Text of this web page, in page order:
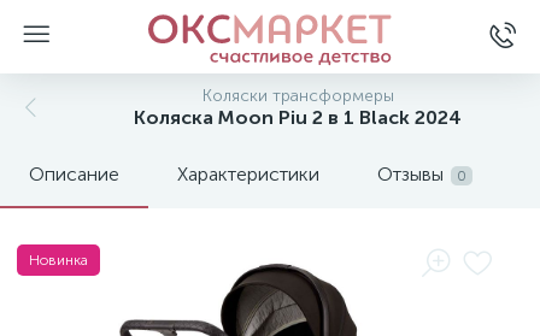
Коляски трансформеры
Коляска Moon Piu 2 в 1 Black 2024
Описание Характеристики Отзывы 0
Новинка